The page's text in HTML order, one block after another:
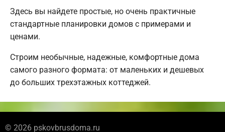
Здесь вы найдете простые, но очень практичные
стандартные планировки домов с примерами и
ценами.
Строим необычные, надежные, комфортные дома
самого разного формата: от маленьких и дешевых
до больших трехэтажных коттеджей.
© 2026 pskovbrusdoma.ru